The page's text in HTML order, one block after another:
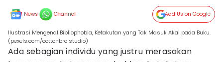
News Channel Add Us on Google
Ilustrasi Mengenal Bibliophobia, Ketakutan yang Tak Masuk Akal pada Buku.
(pexels.com/cottonbro studio)
Ada sebagian individu yang justru merasakan